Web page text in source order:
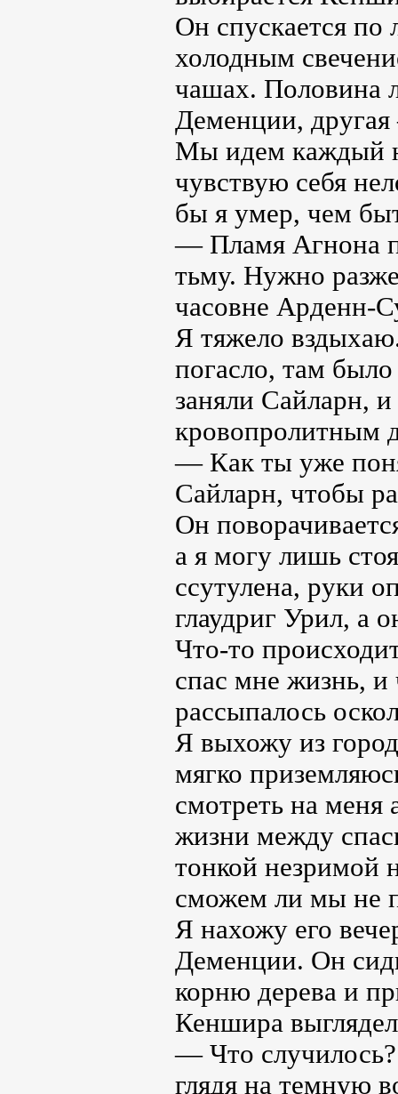
Он спускается по
холодным
чашах. Половина
Деменции,
Мы идем каждый
чувствую себя
бы я умер, чем
— Пламя Агнона
тьму. Нужно
часовне Арденн-
Я тяжело
погасло, там
заняли Сайларн,
кровопролитным
— Как ты уже
Сайларн, чтобы
Он
а я могу лишь
ссутулена, руки
глаудриг Урил, а
Что-то
спас мне жизнь, и
рассыпалось
Я выхожу из
мягко
смотреть на
жизни между
тонкой незримой
сможем ли мы не
Я нахожу его
Деменции. Он
корню дерева и
Кеншира
— Что
глядя на темную